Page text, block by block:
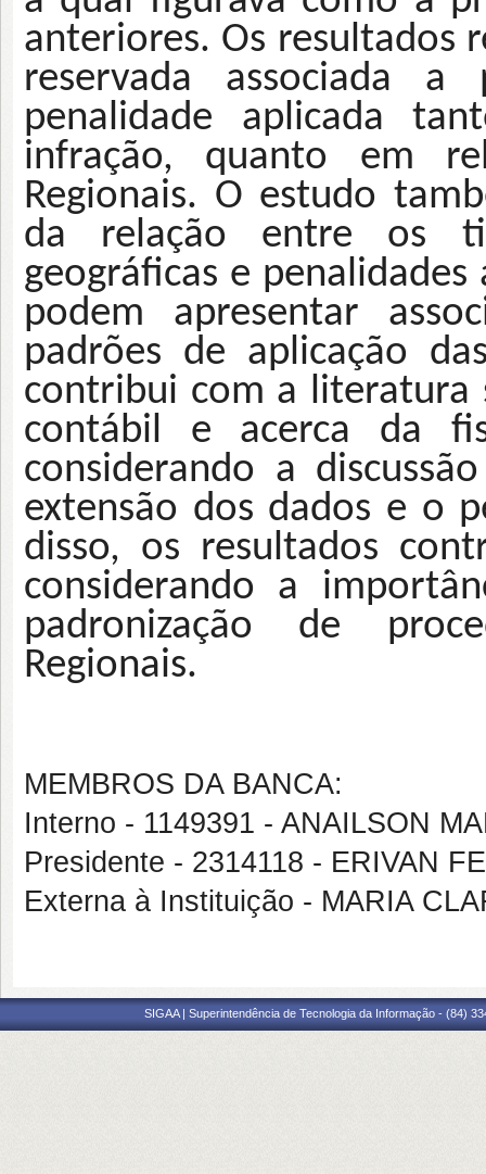
anteriores. Os resultados
reservada associada
penalidade aplicada
infração, quanto em
Regionais. O estudo
da relação entre os
geográficas e
podem apresentar
padrões de aplicação
contribui com a literatura
contábil e acerca da
considerando a
extensão dos dados e o
disso, os resultados
considerando a
padronização de
Regionais.
MEMBROS DA BANCA:
Interno - 1149391 - ANAILSON
Presidente - 2314118 - ERIVAN
Externa à Instituição - MARIA
SIGAA | Superintendência de Tecnologia da Informação - (84)